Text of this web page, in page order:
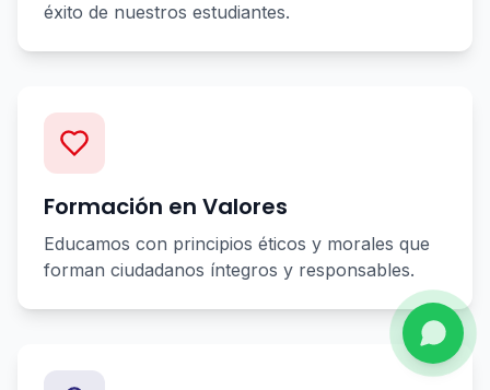
éxito de nuestros estudiantes.
Formación en Valores
Educamos con principios éticos y morales que
forman ciudadanos íntegros y responsables.